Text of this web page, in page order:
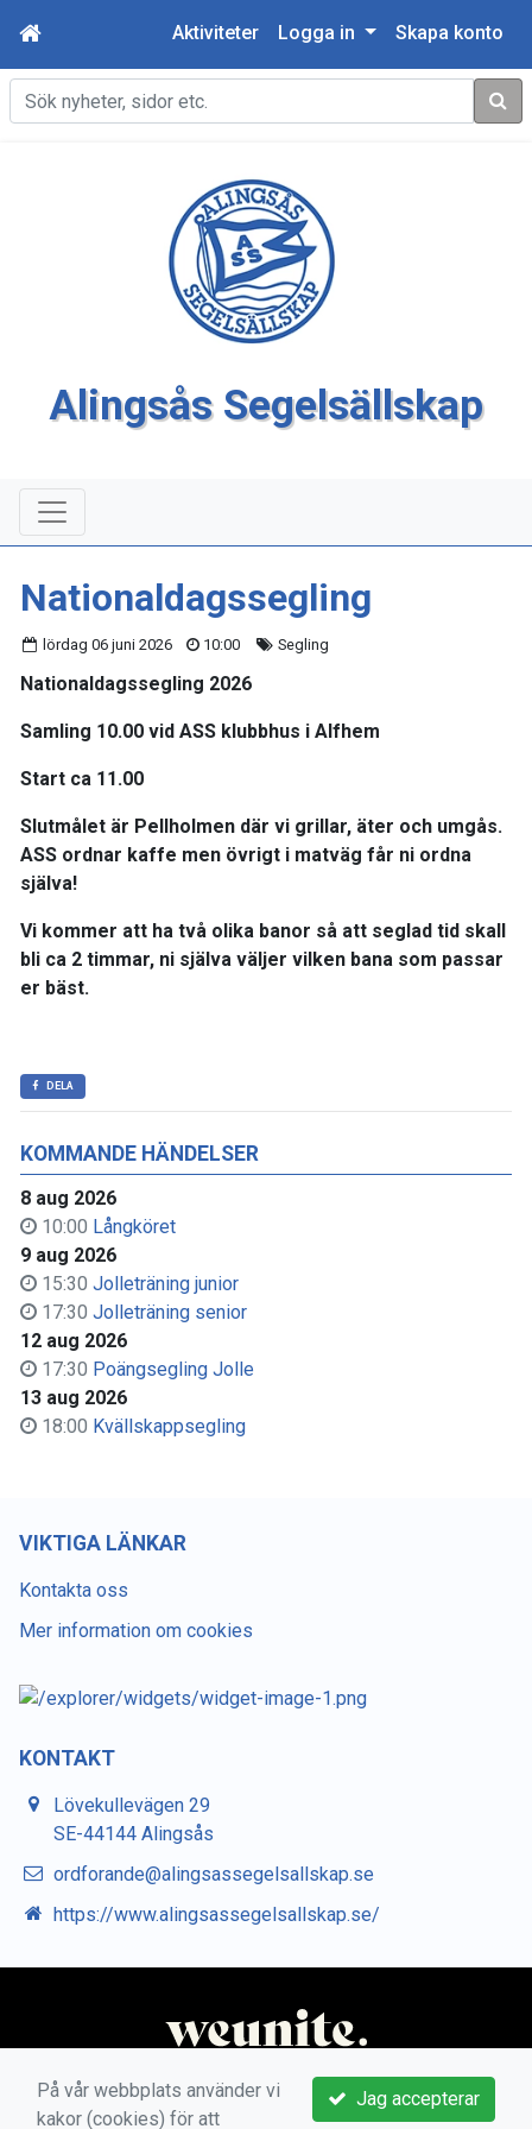
Aktiviteter Logga in Skapa konto
Sök
Alingsås Segelsällskap
KOMMANDE HÄNDELSER
8 aug 2026
10:00 Långköret
9 aug 2026
15:30 Jolleträning junior
17:30 Jolleträning senior
12 aug 2026
17:30 Poängsegling Jolle
13 aug 2026
18:00 Kvällskappsegling
Nationaldagssegling
lördag 06 juni 2026 10:00 Segling
Nationaldagssegling 2026
Samling 10.00 vid ASS klubbhus i Alfhem
Start ca 11.00
Slutmålet är Pellholmen där vi grillar, äter och umgås.
ASS ordnar kaffe men övrigt i matväg får ni ordna
själva!
Vi kommer att ha två olika banor så att seglad tid skall
bli ca 2 timmar, ni själva väljer vilken bana som passar
er bäst.
DELA
VIKTIGA LÄNKAR
Kontakta oss
Mer information om cookies
KONTAKT
Lövekullevägen 29
SE-44144 Alingsås
ordforande@alingsassegelsallskap.se
https://www.alingsassegelsallskap.se/
Jag accepterar
På vår webbplats använder vi
kakor (cookies) för att